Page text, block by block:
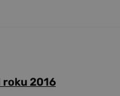
roku 2016